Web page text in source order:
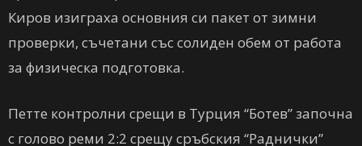
Киров изиграха основния си пакет от зимни
проверки, съчетани със солиден обем от работа
за физическа подготовка.
Петте контролни срещи в Турция “Ботев” започна
с голово реми 2:2 срещу сръбския “Раднички”